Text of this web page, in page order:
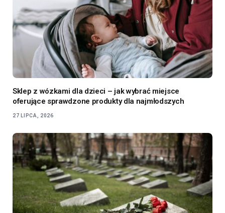
Sklep z wózkami dla dzieci – jak wybrać miejsce
oferujące sprawdzone produkty dla najmłodszych
27 LIPCA, 2026